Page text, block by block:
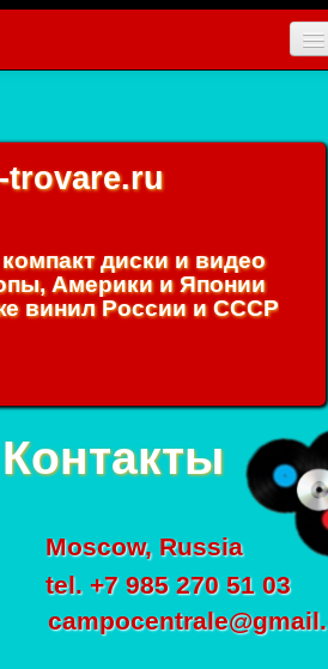
trovare.ru
диски и видео
Америки и Японии
винил России и СССР
Контакты
Moscow, Russia
tel. +7 985 270 51 03